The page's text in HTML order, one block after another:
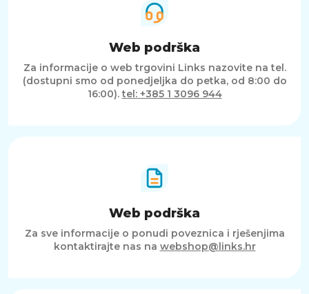
Web podrška
Za informacije o web trgovini Links nazovite na tel.
(dostupni smo od ponedjeljka do petka, od 8:00 do
16:00).tel: +385 1 3096 944
Web podrška
Za sve informacije o ponudi poveznica i rješenjima
kontaktirajte nas na webshop@links.hr